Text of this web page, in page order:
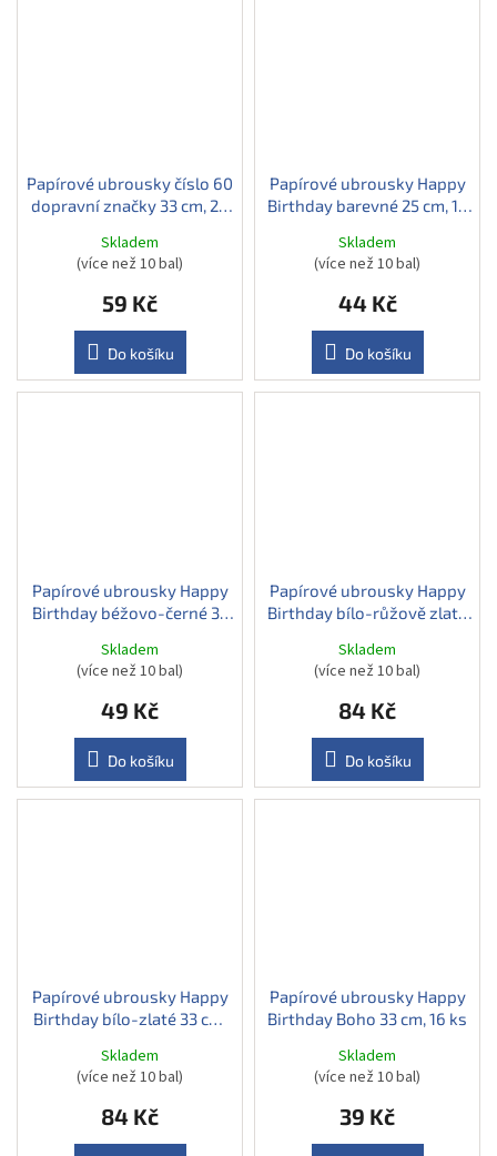
Papírové ubrousky číslo 60
dopravní značky 33 cm, 20
Skladem
(více než 10 bal)
59 Kč
Do košíku
Papírové ubrousky Happy
Birthday barevné 25 cm, 16
Skladem
(více než 10 bal)
44 Kč
Do košíku
Papírové ubrousky Happy
Birthday béžovo-černé 33
Skladem
(více než 10 bal)
49 Kč
Do košíku
Papírové ubrousky Happy
Birthday bílo-růžově zlaté
Skladem
(více než 10 bal)
84 Kč
Do košíku
Papírové ubrousky Happy
Birthday bílo-zlaté 33 cm,
Skladem
(více než 10 bal)
84 Kč
Papírové ubrousky Happy
Birthday Boho 33 cm, 16 ks
Skladem
(více než 10 bal)
39 Kč